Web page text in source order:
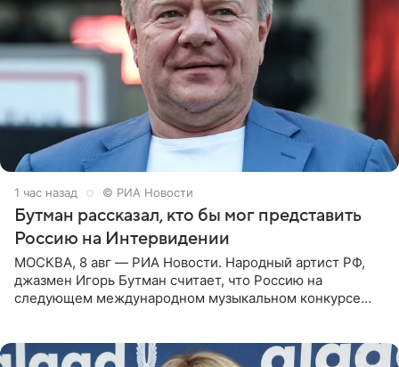
1 час назад © РИА Новости
Бутман рассказал, кто бы мог представить
Россию на Интервидении
МОСКВА, 8 авг — РИА Новости. Народный артист РФ,
джазмен Игорь Бутман считает, что Россию на
следующем международном музыкальном конкурсе